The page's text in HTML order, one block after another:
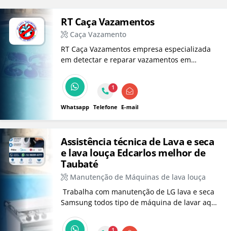
RT Caça Vazamentos
Caça Vazamento
RT Caça Vazamentos empresa especializada
em detectar e reparar vazamentos em
Paraíba e Litoral Norte.
Whatsapp
1
Telefone E-mail
Assistência técnica de Lava e seca
e lava louça Edcarlos melhor de
Taubaté
Manutenção de Máquinas de lava louça
​ Trabalha com manutenção de LG lava e seca
Samsung todos tipo de máquina de lavar aqui
lava louça, Fogão e Máquina de Lavar, etc.!!!